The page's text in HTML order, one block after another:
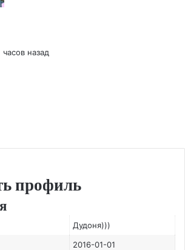
назад
профиль
Дудоня)))
2016-01-01